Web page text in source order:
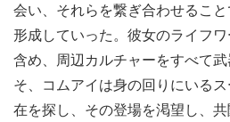
会い、それらを繋ぎ合わせるこ
形成していった。彼女のライフ
含め、周辺カルチャーをすべて
そ、コムアイは身の回りにいる
在を探し、その登場を渇望し、